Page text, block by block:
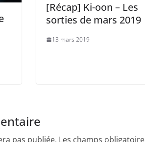
[Récap] Ki-oon – Les
sorties de mars 2019
13 mars 2019
pas publiée. Les champs